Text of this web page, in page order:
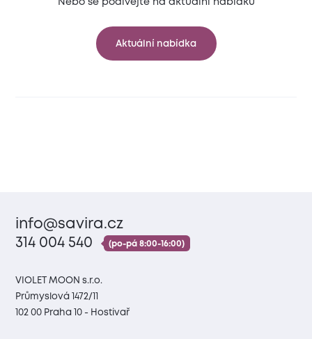
Nebo se podívejte na aktuální nabídku
Aktuální nabídka
info@savira.cz
314 004 540
(po-pá 8:00-16:00)
VIOLET MOON s.r.o.
Průmyslová 1472/11
102 00 Praha 10 - Hostivař